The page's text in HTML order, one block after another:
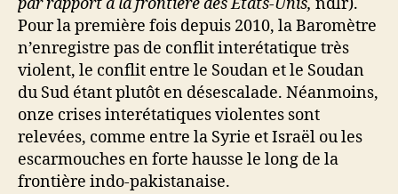
Pour la première fois depuis 2010, la Baromètre
n’enregistre pas de conflit interétatique très
violent, le conflit entre le Soudan et le Soudan
du Sud étant plutôt en désescalade. Néanmoins,
onze crises interétatiques violentes sont
relevées, comme entre la Syrie et Israël ou les
escarmouches en forte hausse le long de la
frontière indo-pakistanaise.